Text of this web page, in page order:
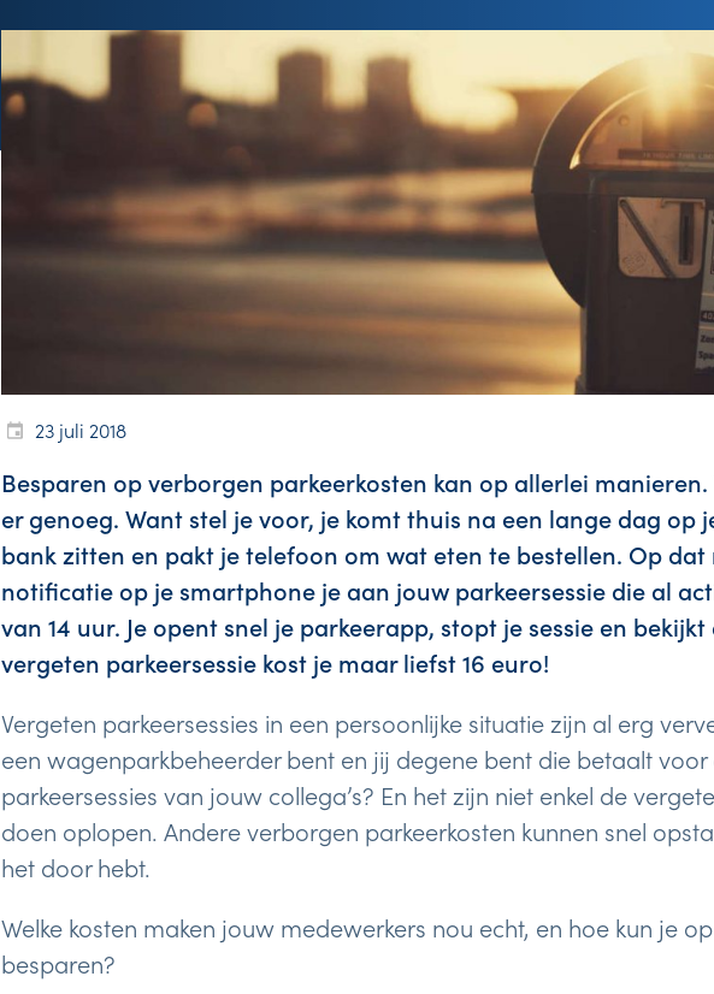
23 juli 2018
Besparen op verborgen parkeerkosten kan op allerlei
er genoeg. Want stel je voor, je komt thuis na een lange dag op
bank zitten en pakt je telefoon om wat eten te bestellen. Op
notificatie op je smartphone je aan jouw parkeersessie die al
van 14 uur. Je opent snel je parkeerapp, stopt je sessie en
vergeten parkeersessie kost je maar liefst 16 euro!
Vergeten parkeersessies in een persoonlijke situatie zijn al erg
een wagenparkbeheerder bent en jij degene bent die betaalt
parkeersessies van jouw collega’s? En het zijn niet enkel de
doen oplopen. Andere verborgen parkeerkosten kunnen snel
het door hebt.
Welke kosten maken jouw medewerkers nou echt, en hoe kun je
besparen?